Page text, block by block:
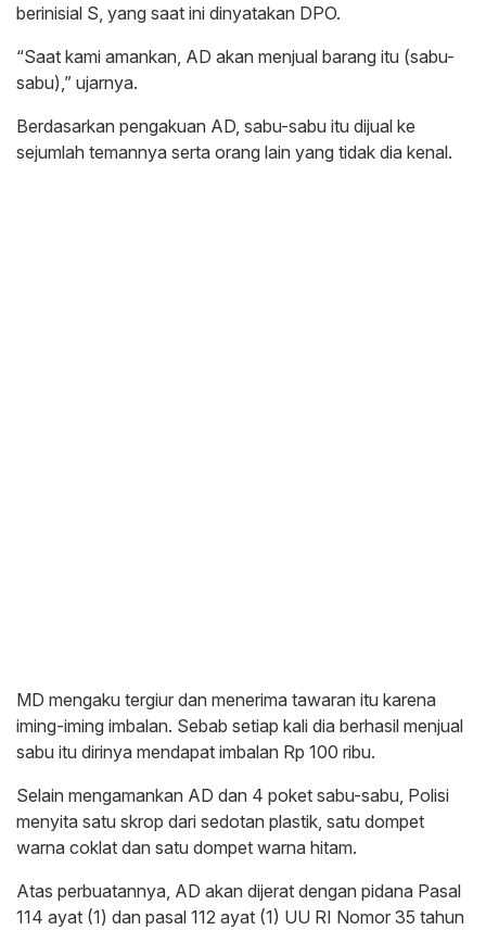
berinisial S, yang saat ini dinyatakan DPO.
“Saat kami amankan, AD akan menjual barang itu (sabu-
sabu),” ujarnya.
Berdasarkan pengakuan AD, sabu-sabu itu dijual ke
sejumlah temannya serta orang lain yang tidak dia kenal.
MD mengaku tergiur dan menerima tawaran itu karena
iming-iming imbalan. Sebab setiap kali dia berhasil menjual
sabu itu dirinya mendapat imbalan Rp 100 ribu.
Selain mengamankan AD dan 4 poket sabu-sabu, Polisi
menyita satu skrop dari sedotan plastik, satu dompet
warna coklat dan satu dompet warna hitam.
Atas perbuatannya, AD akan dijerat dengan pidana Pasal
114 ayat (1) dan pasal 112 ayat (1) UU RI Nomor 35 tahun